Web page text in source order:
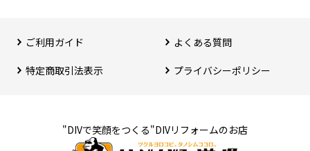
ご利用ガイド よくある質問
特定商取引法表⽰ プライバシーポリシー
"DIVで笑顔をつくる"DIVリフォームのお店